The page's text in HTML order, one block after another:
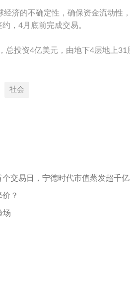
经济的不确定性，确保资金流动
，4月底前完成交易。
总投资4亿美元，由地下4层地上31
社会
交易日，宁德时代市值蒸发超千亿
？
场